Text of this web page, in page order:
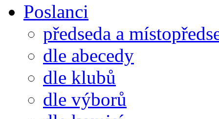
Poslanci
předseda a
dle abecedy
dle klubů
dle výborů